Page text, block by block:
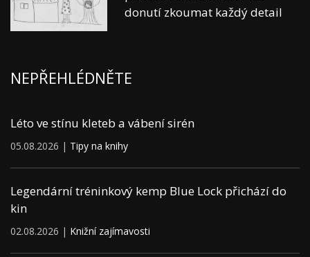
donutí zkoumat každý detail
NEPŘEHLÉDNĚTE
Léto ve stínu kleteb a vábení sirén
05.08.2026 | Tipy na knihy
Legendární tréninkový kemp Blue Lock přichází do
kin
02.08.2026 | Knižní zajímavosti